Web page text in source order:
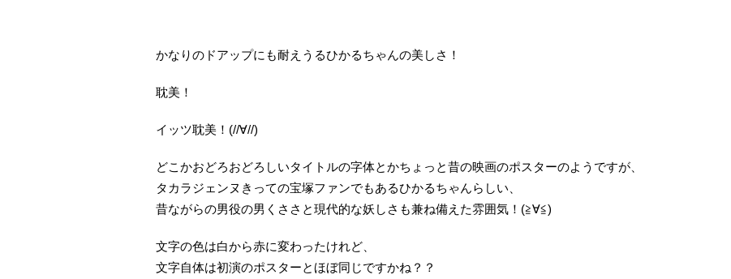
かなりのドアップにも耐えうるひかるちゃんの美しさ！
耽美！
イッツ耽美！(//∀//)
どこかおどろおどろしいタイトルの字体とかちょっと昔の映画のポスターのようですが、
タカラジェンヌきっての宝塚ファンでもあるひかるちゃんらしい、
昔ながらの男役の男くささと現代的な妖しさも兼ね備えた雰囲気！(≧∀≦)
文字の色は白から赤に変わったけれど、
文字自体は初演のポスターとほぼ同じですかね？？